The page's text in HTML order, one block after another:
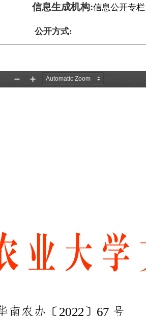
信息生成机构:信息公开专栏
公开方式: